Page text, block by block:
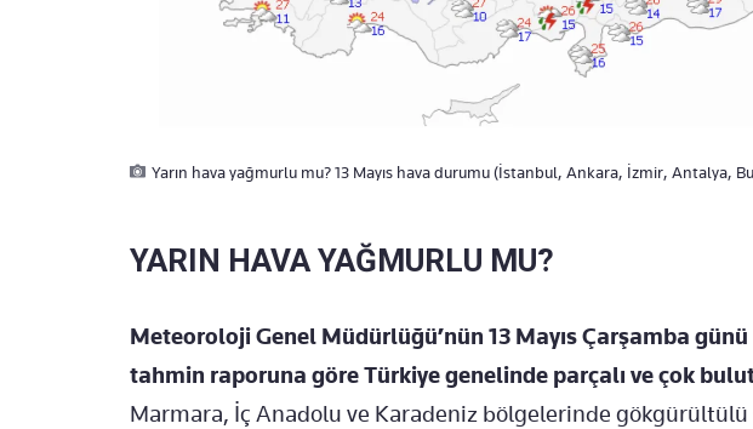
Yarın hava yağmurlu mu? 13 Mayıs hava durumu (İstanbul, Ankara, İzmir, Antalya,
YARIN HAVA YAĞMURLU MU?
Meteoroloji Genel Müdürlüğü’nün 13 Mayıs Çarşamba günü
tahmin raporuna göre Türkiye genelinde parçalı ve çok
Marmara, İç Anadolu ve Karadeniz bölgelerinde gökgürültülü